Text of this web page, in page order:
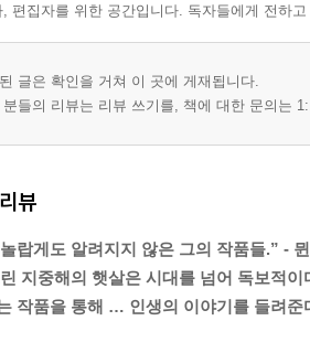
, 편집자를 위한 공간입니다. 독자들에게 전하
글은 확인을 거쳐 이 곳에 게재됩니다.
분들의 리뷰는 리뷰 쓰기를, 책에 대한 문의는
뷰
랍게도 알려지지 않은 그의 작품들.” -
지중해의 햇살은 시대를 넘어 독보적
작품을 통해 … 인생의 이야기를 들려준